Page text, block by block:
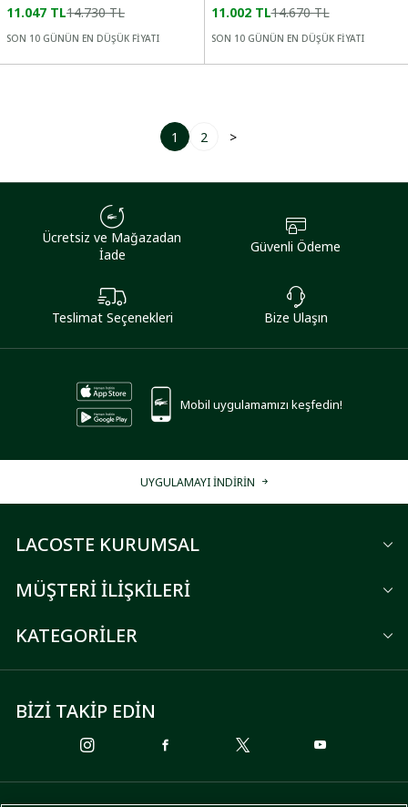
11.047 TL14.730 TL
SON 10 GÜNÜN EN DÜŞÜK FİYATI
11.002 TL14.670 TL
SON 10 GÜNÜN EN DÜŞÜK FİYATI
1 2 >
Ücretsiz ve Mağazadan
İade
Güvenli Ödeme
Teslimat Seçenekleri Bize Ulaşın
Mobil uygulamamızı keşfedin!
UYGULAMAYI İNDİRİN
LACOSTE KURUMSAL
MÜŞTERİ İLİŞKİLERİ
KATEGORİLER
BİZİ TAKİP EDİN